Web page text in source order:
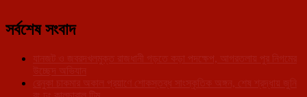
সর্বশেষ সংবাদ
যানজট ও জবরদখলমুক্ত রাজধানী গড়তে কড়া পদক্ষেপ, আগরতলায় পুর নিগমের
উচ্ছেদ অভিযান
রেনুকা চাকমার অকাল প্রয়াণে শোকস্তব্ধ সাংস্কৃতিক অঙ্গন, শেষ শ্রদ্ধায় জুনি